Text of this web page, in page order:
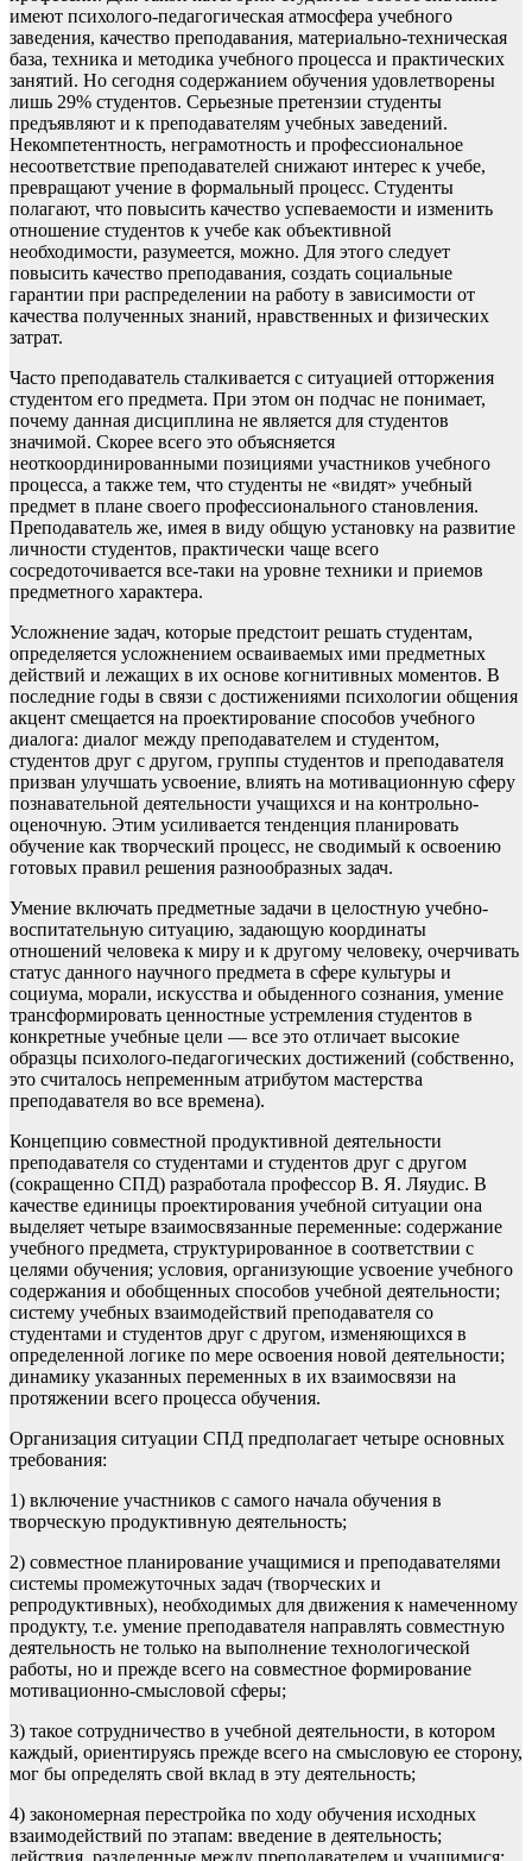
имеют психолого-педагогическая атмосфера учебного
заведения, качество преподавания, материально-техническая
база, техника и методика учебного процесса и практических
занятий. Но сегодня содержанием обучения удовлетворены
лишь 29% студентов. Серьезные претензии студенты
предъявляют и к преподавателям учебных заведений.
Некомпетентность, неграмотность и профессиональное
несоответствие преподавателей снижают интерес к учебе,
превращают учение в формальный процесс. Студенты
полагают, что повысить качество успеваемости и изменить
отношение студентов к учебе как объективной
необходимости, разумеется, можно. Для этого следует
повысить качество преподавания, создать социальные
гарантии при распределении на работу в зависимости от
качества полученных знаний, нравственных и физических
затрат.
Часто преподаватель сталкивается с ситуацией отторжения
студентом его предмета. При этом он подчас не понимает,
почему данная дисциплина не является для студентов
значимой. Скорее всего это объясняется
неоткоординированными позициями участников учебного
процесса, а также тем, что студенты не «видят» учебный
предмет в плане своего профессионального становления.
Преподаватель же, имея в виду общую установку на развитие
личности студентов, практически чаще всего
сосредоточивается все-таки на уровне техники и приемов
предметного характера.
Усложнение задач, которые предстоит решать студентам,
определяется усложнением осваиваемых ими предметных
действий и лежащих в их основе когнитивных моментов. В
последние годы в связи с достижениями психологии общения
акцент смещается на проектирование способов учебного
диалога: диалог между преподавателем и студентом,
студентов друг с другом, группы студентов и преподавателя
призван улучшать усвоение, влиять на мотивационную сферу
познавательной деятельности учащихся и на контрольно-
оценочную. Этим усиливается тенденция планировать
обучение как творческий процесс, не сводимый к освоению
готовых правил решения разнообразных задач.
Умение включать предметные задачи в целостную учебно-
воспитательную ситуацию, задающую координаты
отношений человека к миру и к другому человеку, очерчивать
статус данного научного предмета в сфере культуры и
социума, морали, искусства и обыденного сознания, умение
трансформировать ценностные устремления студентов в
конкретные учебные цели — все это отличает высокие
образцы психолого-педагогических достижений (собственно,
это считалось непременным атрибутом мастерства
преподавателя во все времена).
Концепцию совместной продуктивной деятельности
преподавателя со студентами и студентов друг с другом
(сокращенно СПД) разработала профессор В. Я. Ляудис. В
качестве единицы проектирования учебной ситуации она
выделяет четыре взаимосвязанные переменные: содержание
учебного предмета, структурированное в соответствии с
целями обучения; условия, организующие усвоение учебного
содержания и обобщенных способов учебной деятельности;
систему учебных взаимодействий преподавателя со
студентами и студентов друг с другом, изменяющихся в
определенной логике по мере освоения новой деятельности;
динамику указанных переменных в их взаимосвязи на
протяжении всего процесса обучения.
Организация ситуации СПД предполагает четыре основных
требования:
1) включение участников с самого начала обучения в
творческую продуктивную деятельность;
2) совместное планирование учащимися и преподавателями
системы промежуточных задач (творческих и
репродуктивных), необходимых для движения к намеченному
продукту, т.е. умение преподавателя направлять совместную
деятельность не только на выполнение технологической
работы, но и прежде всего на совместное формирование
мотивационно-смысловой сферы;
3) такое сотрудничество в учебной деятельности, в котором
каждый, ориентируясь прежде всего на смысловую ее сторону,
мог бы определять свой вклад в эту деятельность;
4) закономерная перестройка по ходу обучения исходных
взаимодействий по этапам: введение в деятельность;